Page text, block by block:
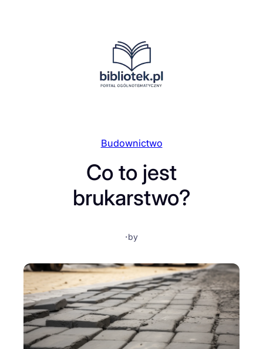
Budownictwo
Co to jest
brukarstwo?
·by